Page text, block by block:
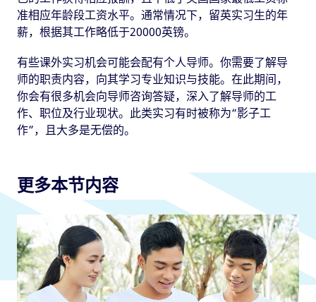
准相应年龄段工资水平。通常情况下，留英实习生的年
薪，根据其工作略低于20000英镑。
有些课外实习机会可能会配有个人导师。你需要了解导
师的职责内容，向其学习专业知识与技能。在此期间，
你会有很多机会向导师咨询答疑，深入了解导师的工
作、职位及行业现状。此类实习有时被称为“影子工
作”，且大多是无偿的。
更多本节内容